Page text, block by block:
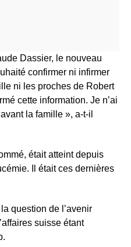
Dassier, le nouveau
confirmer ni infirmer
ni les proches de Robert
cette information. Je n’ai
la famille », a-t-il
était atteint depuis
Il était ces dernières
question de l’avenir
suisse étant